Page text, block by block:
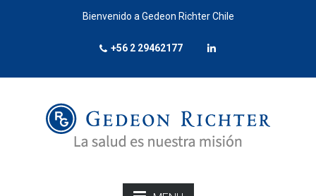
Bienvenido a Gedeon Richter Chile
+56 2 29462177